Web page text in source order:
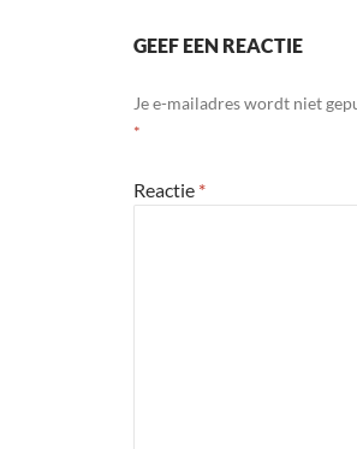
GEEF EEN REACTIE
Je e-mailadres wordt niet
*
Reactie *